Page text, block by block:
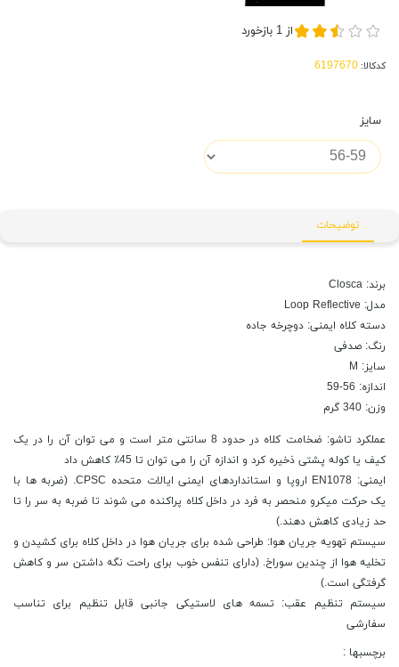
از 1 بازخورد
کدکالا:
سایز
توضیحات
برند: Closca
مدل: Loop Reflective
دسته کلاه ایمنی: دوچرخه جاده
رنگ: صدفی
سایز: M
اندازه: 56-59
وزن: 340 گرم
عملکرد تاشو: ضخامت کلاه در حدود 8 سانتی متر است و می توان آن را در یک
کیف یا کوله پشتی ذخیره کرد و اندازه آن را می توان تا 45٪ کاهش داد
ایمنی: EN1078 اروپا و استانداردهای ایمنی ایالات متحده CPSC. (ضربه ها با
یک حرکت میکرو منحصر به فرد در داخل کلاه پراکنده می شوند تا ضربه به سر را تا
حد زیادی کاهش دهند.)
سیستم تهویه جریان هوا: طراحی شده برای جریان هوا در داخل کلاه برای کشیدن و
تخلیه هوا از چندین سوراخ. (دارای تنفس خوب برای راحت نگه داشتن سر و کاهش
گرفتگی است.)
سیستم تنظیم عقب: تسمه های لاستیکی جانبی قابل تنظیم برای تناسب
سفارشی
برچسبها :